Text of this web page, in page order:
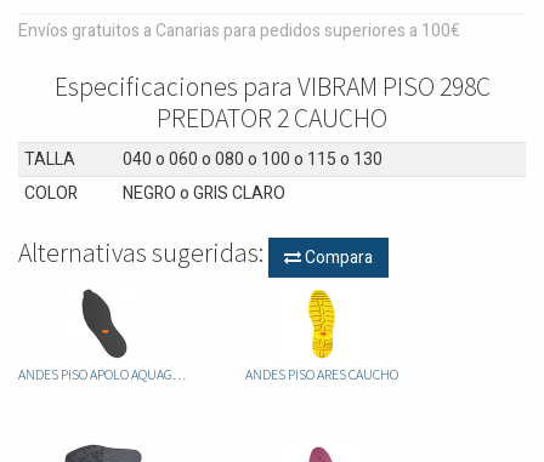
Envíos gratuitos a Canarias para pedidos superiores a 100€
Especificaciones para VIBRAM PISO 298C
PREDATOR 2 CAUCHO
TALLA 040o060o080o 100o 115o 130
COLOR
NEGROoGRIS CLARO
Alternativas sugeridas: Compara
ANDES PISO APOLO AQUAGRIP CAUCHO ANDES PISO ARES CAUCHO